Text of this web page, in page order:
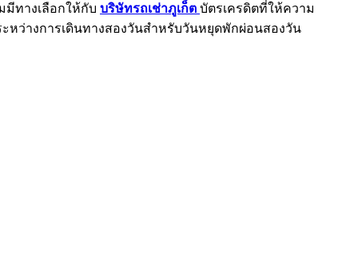
ทางเลือกให้กับ บริษัทรถเช่าภูเก็ต บัตรเครดิตที่ให้ความ
ว่างการเดินทางสองวันสำหรับวันหยุดพักผ่อนสองวัน